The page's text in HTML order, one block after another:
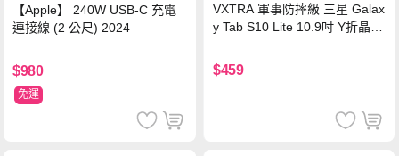
【Apple】 240W USB-C 充電
連接線 (2 公尺) 2024
$980
免運
VXTRA 軍事防摔級 三星 Galax
y Tab S10 Lite 10.9吋 Y折晶透
$459